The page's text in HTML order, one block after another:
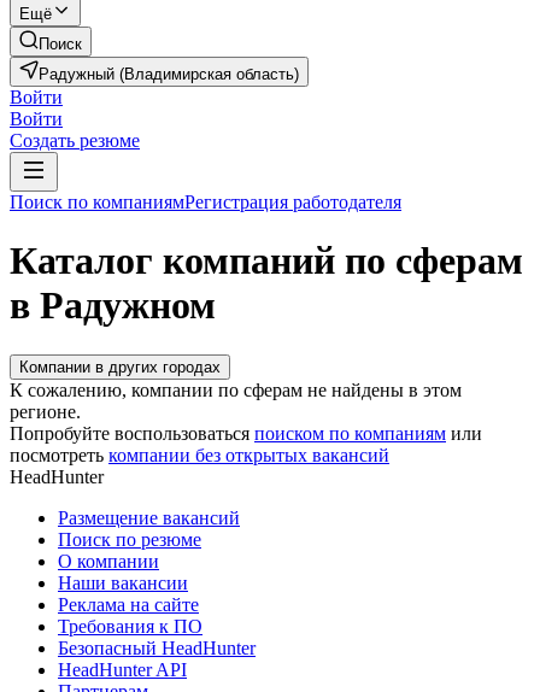
Ещё
Поиск
Радужный (Владимирская область)
Войти
Войти
Создать резюме
Поиск по компаниямРегистрация работодателя
Каталог компаний по сферам
в Радужном
Компании в других городах
К сожалению, компании по сферам не найдены в этом
регионе.
Попробуйте воспользоваться поиском по компаниям или
посмотреть компании без открытых вакансий
HeadHunter
Размещение вакансий
Поиск по резюме
О компании
Наши вакансии
Реклама на сайте
Требования к ПО
Безопасный HeadHunter
HeadHunter API